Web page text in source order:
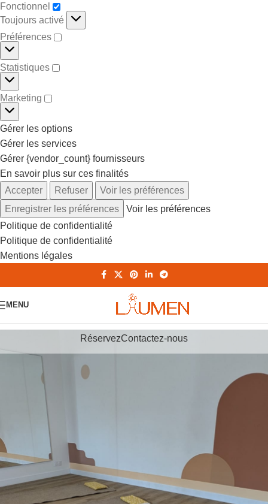
Fonctionnel
Toujours activé
Préférences
Statistiques
Marketing
Gérer les options
Gérer les services
Gérer {vendor_count} fournisseurs
En savoir plus sur ces finalités
Accepter
Refuser
Voir les préférences
Enregistrer les préférences
Voir les préférences
Politique de confidentialité
Politique de confidentialité
Mentions légales
MENU
RéservezContactez-nous